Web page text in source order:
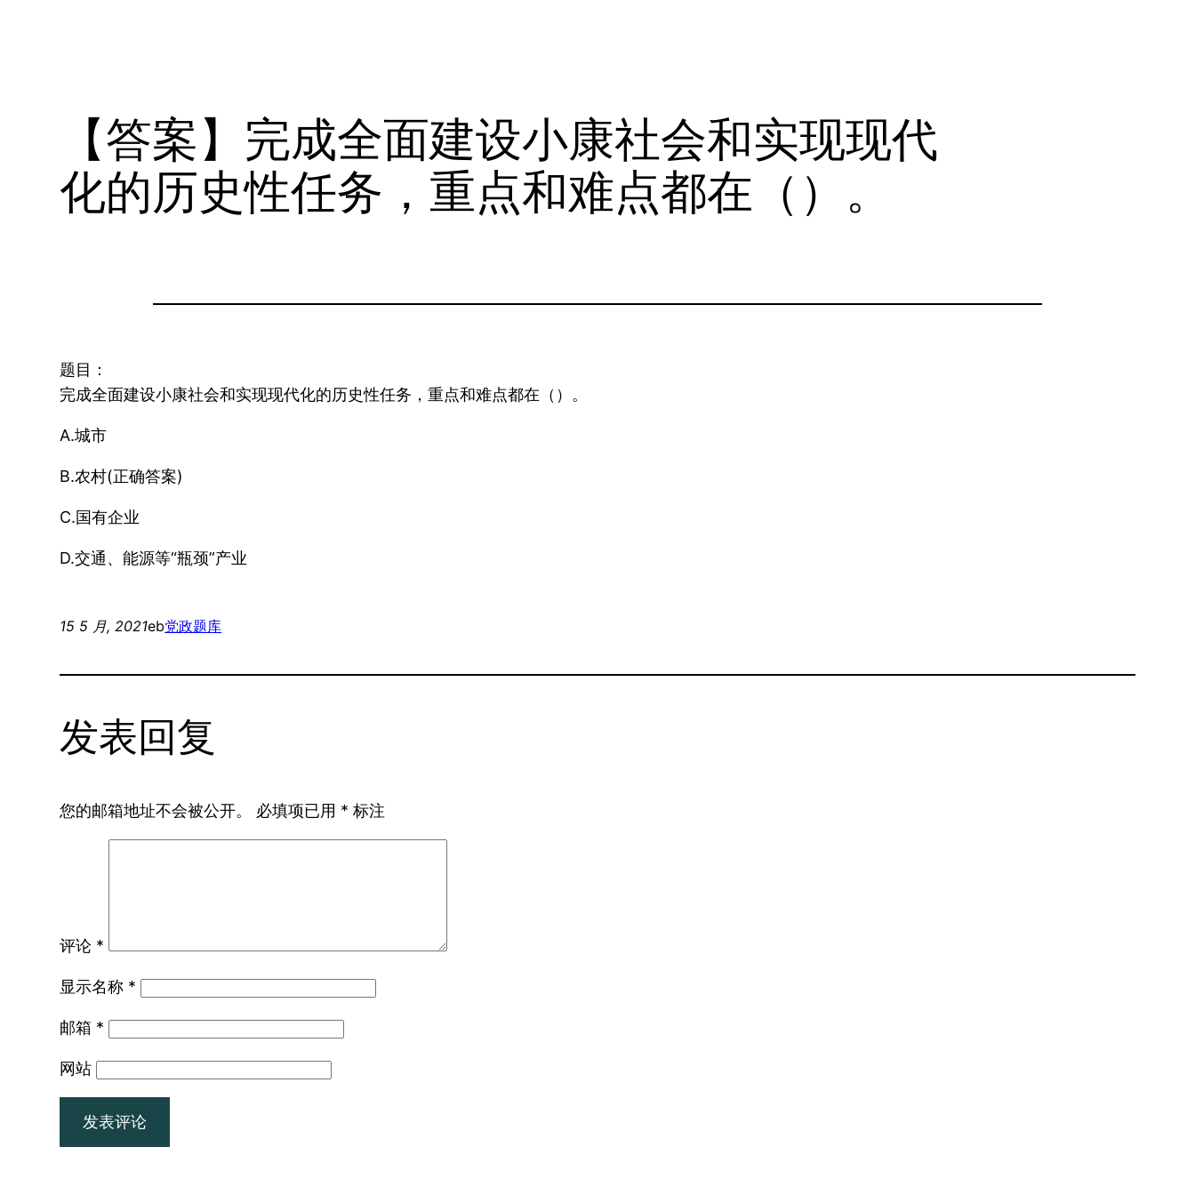
【答案】完成全面建设小康社会和实现现代
化的历史性任务，重点和难点都在（）。
题目：
完成全面建设小康社会和实现现代化的历史性任务，重点和难点都在（）。
A.城市
B.农村(正确答案)
C.国有企业
D.交通、能源等“瓶颈”产业
15 5 月, 2021eb党政题库
发表回复
您的邮箱地址不会被公开。 必填项已用 * 标注
评论 *
显示名称 *
邮箱 *
网站